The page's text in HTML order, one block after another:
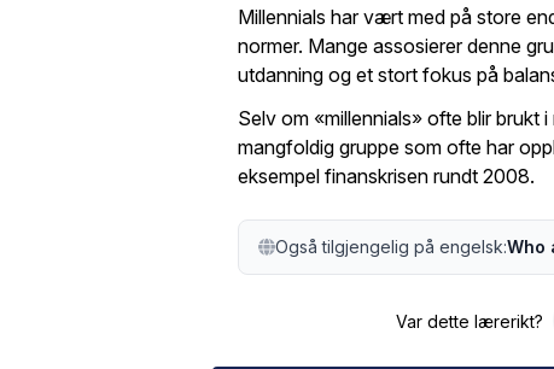
Millennials har vært med på store
normer. Mange assosierer denne
utdanning og et stort fokus på
Selv om «millennials» ofte blir brukt
mangfoldig gruppe som ofte har
eksempel finanskrisen rundt 2008.
Også tilgjengelig på engelsk:Who
Var dette lærerikt?